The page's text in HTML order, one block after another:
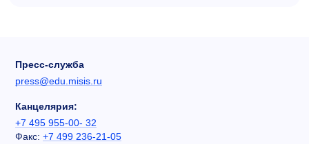
Пресс-служба
press@edu.misis.ru
Канцелярия:
+7 495 955-00- 32
Факс: +7 499 236-21-05